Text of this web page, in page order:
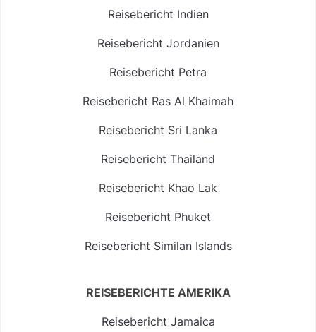
Reisebericht Indien
Reisebericht Jordanien
Reisebericht Petra
Reisebericht Ras Al Khaimah
Reisebericht Sri Lanka
Reisebericht Thailand
Reisebericht Khao Lak
Reisebericht Phuket
Reisebericht Similan Islands
REISEBERICHTE AMERIKA
Reisebericht Jamaica